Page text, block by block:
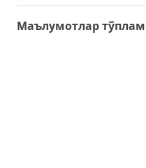
Маълумотлар